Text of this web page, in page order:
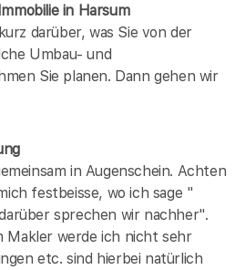
in Harsum
darüber, was Sie von der
Umbau- und
Sie planen. Dann gehen wir
in Augenschein. Achten
festbeisse, wo ich sage "
sprechen wir nachher".
Makler werde ich nicht sehr
etc. sind hierbei natürlich